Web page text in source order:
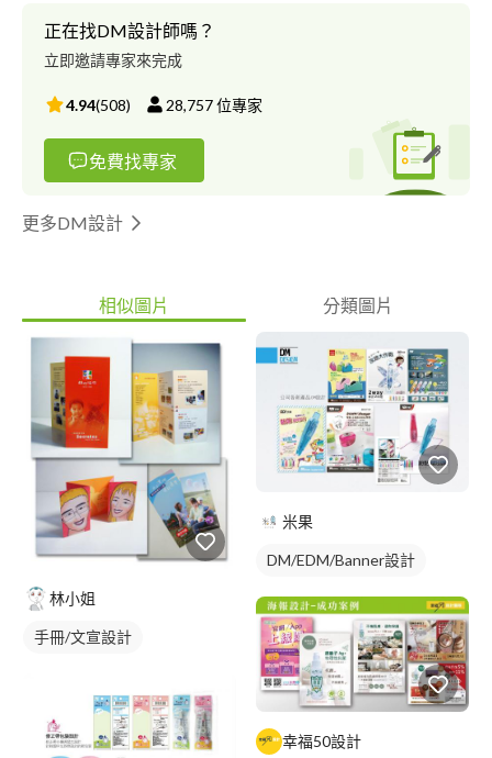
正在找DM設計師嗎？
立即邀請專家來完成
4.94(508) 28,757位專家
免費找專家
更多DM設計
相似圖片 分類圖片
林小姐
手冊/文宣設計
米果
DM/EDM/Banner設計
幸福50設計